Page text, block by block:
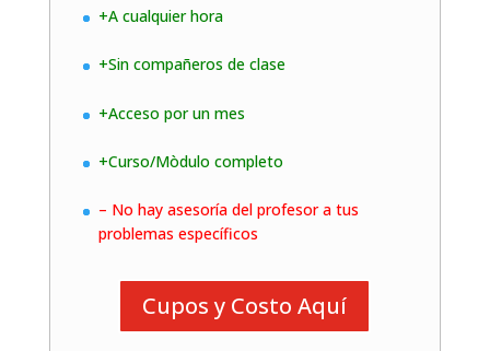
+A cualquier hora
+Sin compañeros de clase
+Acceso por un mes
+Curso/Mòdulo completo
– No hay asesoría del profesor a tus
problemas específicos
Cupos y Costo Aquí